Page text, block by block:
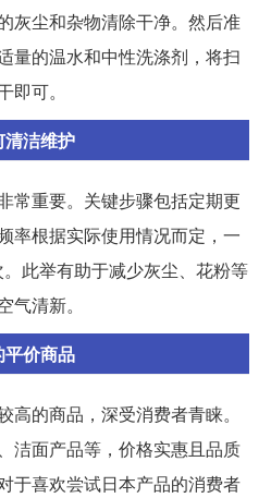
灰尘和杂物清除干净。然后准
量的温水和中性洗涤剂，将扫
可。
洁维护
常重要。关键步骤包括定期更
率根据实际使用情况而定，一
此举有助于减少灰尘、花粉等
清新。
平价商品
高的商品，深受消费者青睐。
洁面产品等，价格实惠且品质
于喜欢尝试日本产品的消费者